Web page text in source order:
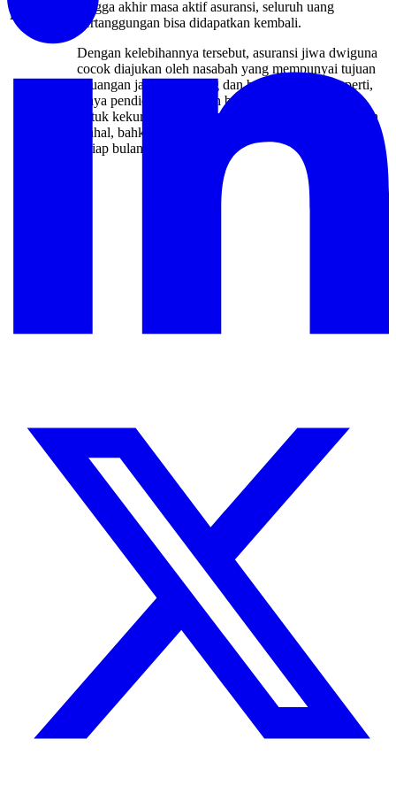
Dwiguna
hingga akhir masa aktif asuransi, seluruh uang
pertanggungan bisa didapatkan kembali.
Dengan kelebihannya tersebut, asuransi jiwa dwiguna
cocok diajukan oleh nasabah yang mempunyai tujuan
keuangan jangka panjang dan bersifat primer, seperti,
biaya pendidikan maupun biaya pensiun. Namun,
untuk kekurangannya, nominal premi cenderung lebih
mahal, bahkan bisa mencapai angka jutaan Rupiah
setiap bulannya.